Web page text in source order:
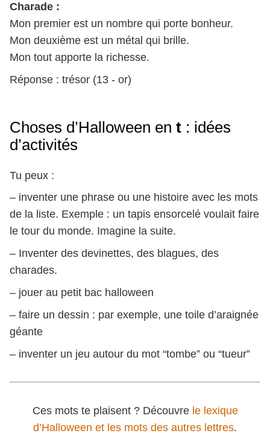
Charade :
Mon premier est un nombre qui porte bonheur.
Mon deuxième est un métal qui brille.
Mon tout apporte la richesse.
Réponse : trésor (13 - or)
Choses d’Halloween en t : idées
d’activités
Tu peux :
– inventer une phrase ou une histoire avec les mots
de la liste. Exemple : un tapis ensorcelé voulait faire
le tour du monde. Imagine la suite.
– Inventer des devinettes, des blagues, des
charades.
– jouer au petit bac halloween
– faire un dessin : par exemple, une toile d’araignée
géante
– inventer un jeu autour du mot “tombe” ou “tueur”
Ces mots te plaisent ? Découvre le lexique
d’Halloween et les mots des autres lettres.